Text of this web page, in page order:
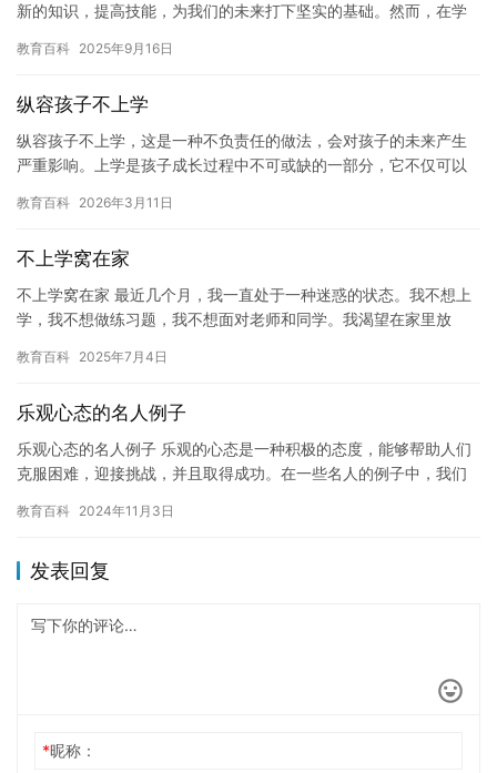
新的知识，提高技能，为我们的未来打下坚实的基础。然而，在学
习…
教育百科 2025年9月16日
纵容孩子不上学
纵容孩子不上学，这是一种不负责任的做法，会对孩子的未来产生
严重影响。上学是孩子成长过程中不可或缺的一部分，它不仅可以
如果纵…
教育百科 2026年3月11日
不上学窝在家
不上学窝在家 最近几个月，我一直处于一种迷惑的状态。我不想上
学，我不想做练习题，我不想面对老师和同学。我渴望在家里放
我必…
教育百科 2025年7月4日
乐观心态的名人例子
乐观心态的名人例子 乐观的心态是一种积极的态度，能够帮助人们
克服困难，迎接挑战，并且取得成功。在一些名人的例子中，我们
了成…
教育百科 2024年11月3日
发表回复
*昵称：